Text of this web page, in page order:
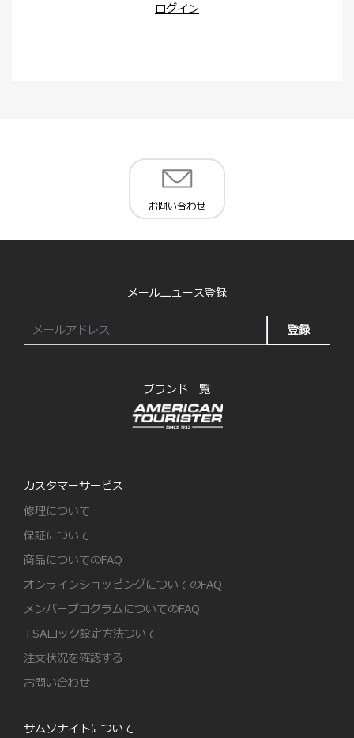
ログイン
お問い合わせ
メールニュース登録
登録
ブランド一覧
カスタマーサービス
修理について
保証について
商品についてのFAQ
オンラインショッピングについてのFAQ
メンバープログラムについてのFAQ
TSAロック設定方法ついて
注文状況を確認する
お問い合わせ
サムソナイトについて